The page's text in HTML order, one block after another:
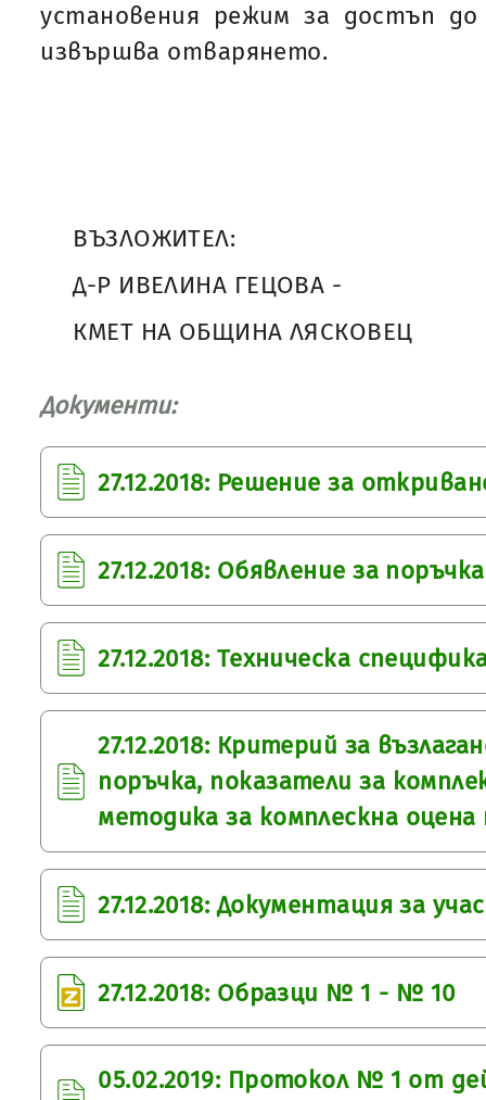
установения режим за достъп
извършва отварянето.
ВЪЗЛОЖИТЕЛ:
Д-Р ИВЕЛИНА ГЕЦОВА -
КМЕТ НА ОБЩИНА ЛЯСКОВЕЦ
Документи:
27.12.2018: Решение за
27.12.2018: Обявление за поръчка
27.12.2018: Техническа
27.12.2018: Критерий за
поръчка, показатели за
методика за комплескна
27.12.2018: Документация за
27.12.2018: Образци № 1 - № 10
05.02.2019: Протокол № 1 от